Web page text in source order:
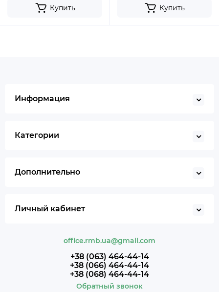
Купить Купить
Информация
Категории
Дополнительно
Личный кабинет
office.rmb.ua@gmail.com
+38 (063) 464-44-14
+38 (066) 464-44-14
+38 (068) 464-44-14
Обратный звонок